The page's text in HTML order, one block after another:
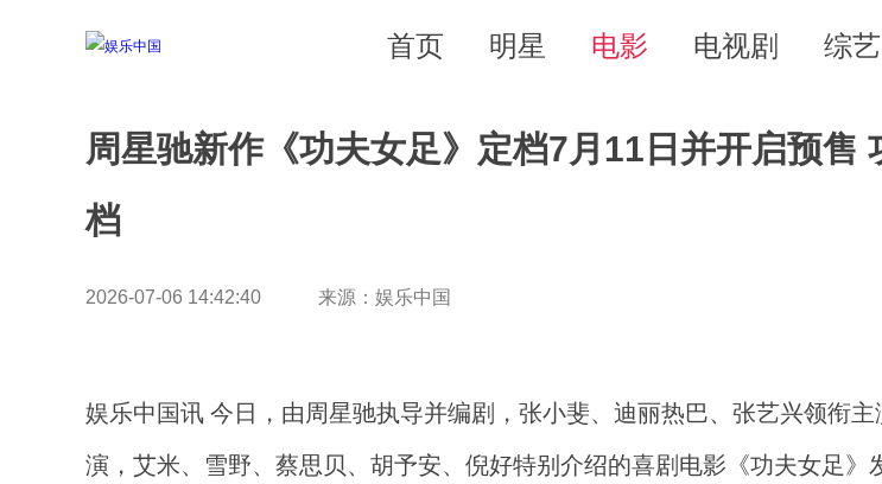
首页 明星 电影 电视剧 综艺
周星驰新作《功夫女足》定档7月11日并开启预售
档
2026-07-06 14:42:40 来源：娱乐中国
娱乐中国讯 今日，由周星驰执导并编剧，张小斐、迪丽热巴、张艺兴领衔
演，艾米、雪野、蔡思贝、胡予安、倪好特别介绍的喜剧电影《功夫女足》